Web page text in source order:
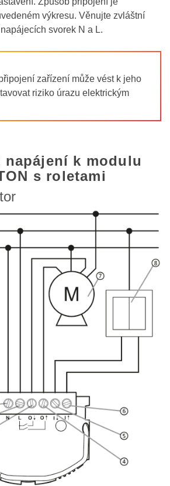
výkresu. Věnujte zvláštní
svorek N a L.
zařízení může vést k jeho
riziko úrazu elektrickým
k modulu
s roletami